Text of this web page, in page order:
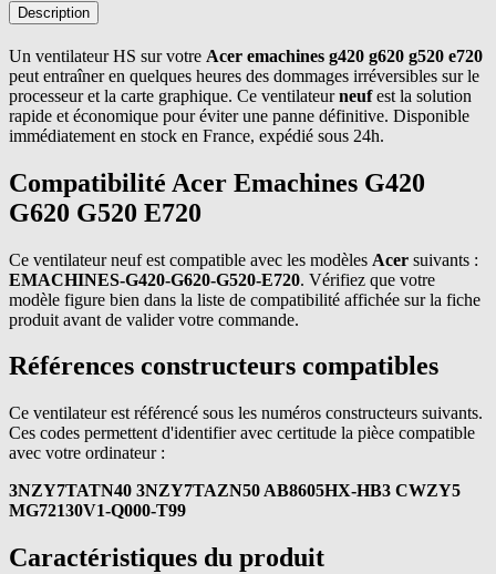
Description
Un ventilateur HS sur votre Acer emachines g420 g620 g520 e720
peut entraîner en quelques heures des dommages irréversibles sur le
processeur et la carte graphique. Ce ventilateurneufest la solution
rapide et économique pour éviter une panne définitive. Disponible
immédiatement en stock en France, expédié sous 24h.
Compatibilité Acer Emachines G420
G620 G520 E720
Ce ventilateur neuf est compatible avec les modèles Acer suivants :
EMACHINES-G420-G620-G520-E720. Vérifiez que votre
modèle figure bien dans la liste de compatibilité affichée sur la fiche
produit avant de valider votre commande.
Références constructeurs compatibles
Ce ventilateur est référencé sous les numéros constructeurs suivants.
Ces codes permettent d'identifier avec certitude la pièce compatible
avec votre ordinateur :
3NZY7TATN40 3NZY7TAZN50 AB8605HX-HB3 CWZY5
MG72130V1-Q000-T99
Caractéristiques du produit